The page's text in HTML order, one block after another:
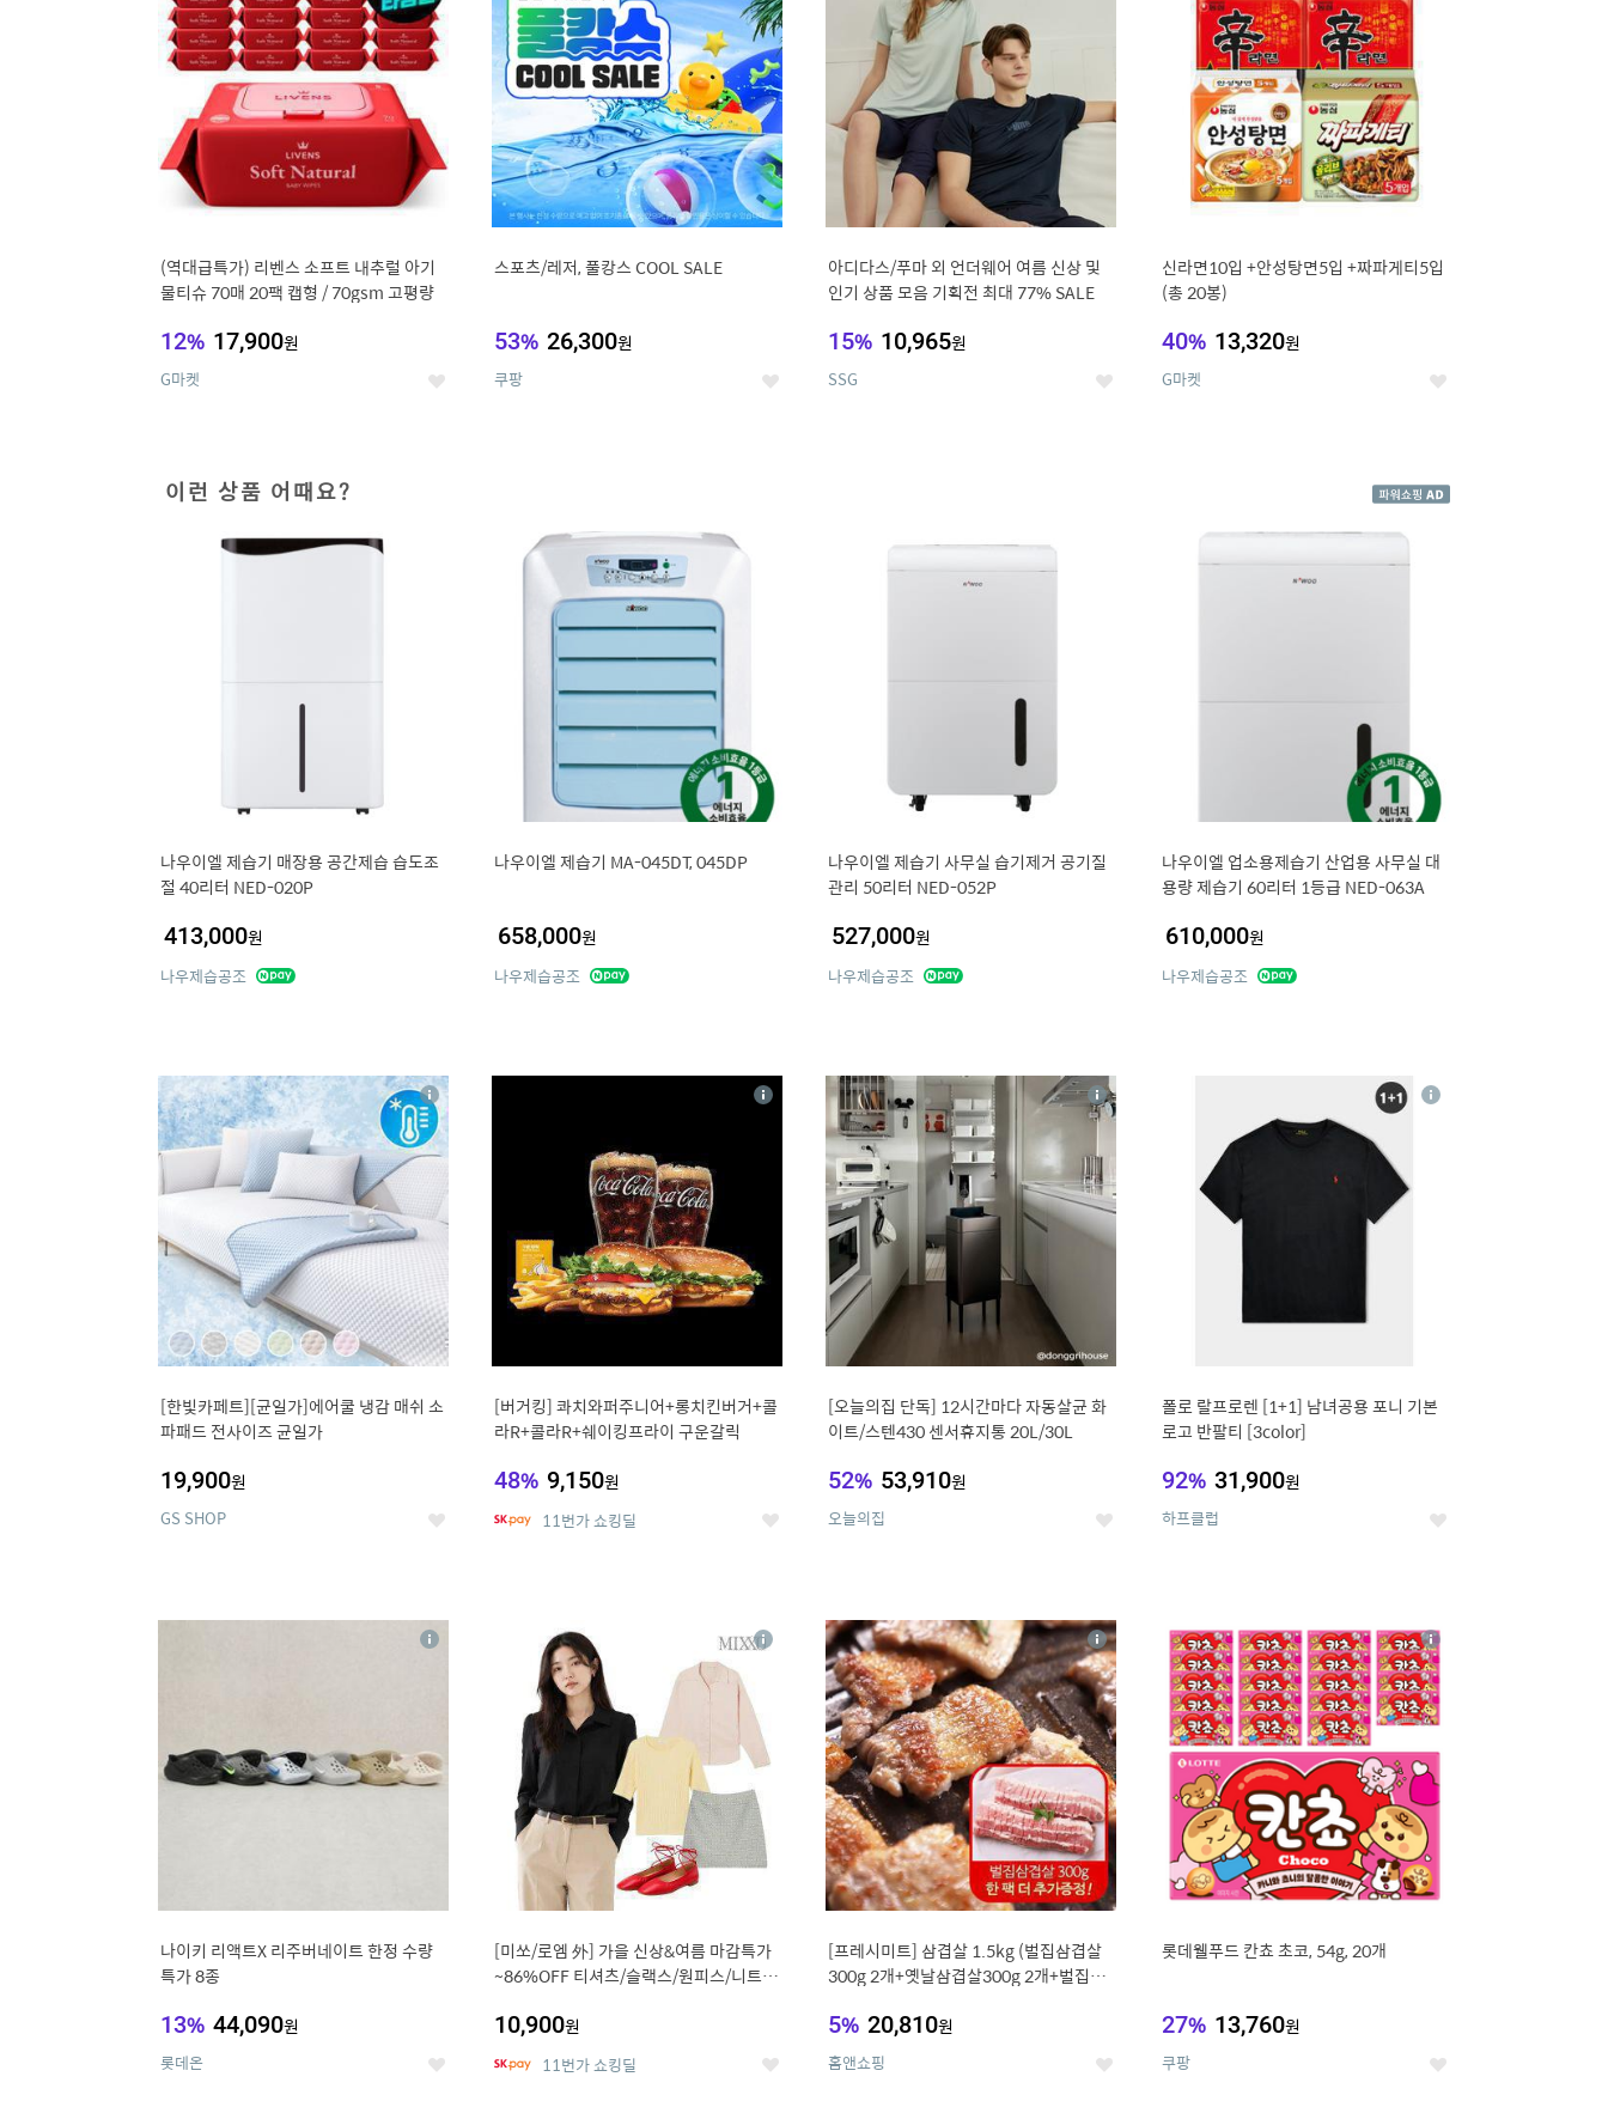
(역대급특가) 리벤스 소프트 내추럴 아기
물티슈 70매 20팩 캡형 / 70gsm 고평량
12% 17,900원
G마켓 좋
스포츠/레저, 풀캉스 COOL SALE
53% 26,300원
쿠팡 좋
아디다스/푸마 외 언더웨어 여름 신상 및
인기 상품 모음 기획전 최대 77% SALE
15% 10,965원
SSG 좋
신라면10입 +안성탕면5입 +짜파게티5입
(총 20봉)
40% 13,320원
G마켓 좋
이런 상품 어때요?
나우이엘 제습기 매장용 공간제습 습도조
절 40리터 NED-020P
413,000원
나우제습공조
나우이엘 제습기 MA-045DT, 045DP
658,000원
나우제습공조
나우이엘 제습기 사무실 습기제거 공기질
관리 50리터 NED-052P
527,000원
나우제습공조
나우이엘 업소용제습기 산업용 사무실 대
용량 제습기 60리터 1등급 NED-063A
610,000원
나우제습공조
9
[한빛카페트][균일가]에어쿨 냉감 매쉬 소
파패드 전사이즈 균일가
19,900원
GS SHOP 좋
상
세
10
[버거킹] 콰치와퍼주니어+롱치킨버거+콜
라R+콜라R+쉐이킹프라이 구운갈릭
48% 9,150원
11번가 쇼킹딜 좋
상
11
[오늘의집 단독] 12시간마다 자동살균 화
이트/스텐430 센서휴지통 20L/30L
52% 53,910원
오늘의집 좋
상
세
폴로 랄프로렌 [1+1] 남녀공용 포니 기본
로고 반팔티 [3color]
92% 31,900원
하프클럽 좋
상
13
나이키 리액트X 리주버네이트 한정 수량
특가 8종
13% 44,090원
롯데온 좋
상
[미쏘/로엠 外] 가을 신상&여름 마감특가
~86%OFF 티셔츠/슬랙스/원피스/니트/
10,900원
11번가 쇼킹딜 좋
상
15
[프레시미트] 삼겹살 1.5kg (벌집삼겹살
300g 2개+옛날삼겹살300g 2개+벌집삼
5% 20,810원
홈앤쇼핑 좋
상
세
16
롯데웰푸드 칸쵸 초코, 54g, 20개
27% 13,760원
쿠팡 좋
상
세